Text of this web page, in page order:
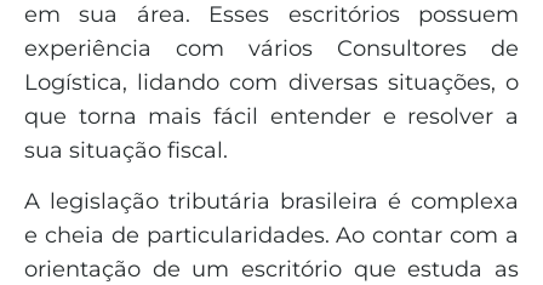
em sua área. Esses escritórios possuem
experiência com vários Consultores de
Logística, lidando com diversas situações, o
que torna mais fácil entender e resolver a
sua situação fiscal.
A legislação tributária brasileira é complexa
e cheia de particularidades. Ao contar com a
orientação de um escritório que estuda as